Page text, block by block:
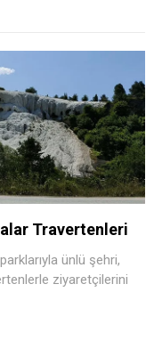
Travertenleri
ünlü şehri,
ziyaretçilerini